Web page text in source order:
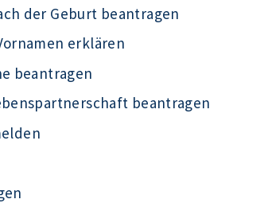
der Geburt beantragen
erklären
beantragen
beantragen